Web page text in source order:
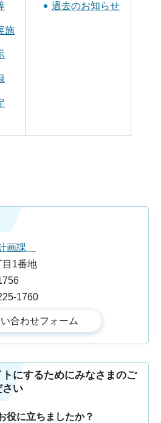
施
過去のお知らせ
画課
目1番地
1760
にするためにみなさまのご
さい
役に立ちましたか？